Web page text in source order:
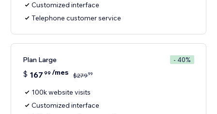
Customized interface
Telephone customer service
Plan Large - 40%
$ 167 99 /mes $27999
100k website visits
Customized interface